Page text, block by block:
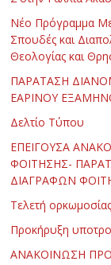
Νέο Πρόγραμμα
Σπουδές και
Θεολογίας και
ΠΑΡΑΤΑΣΗ
ΕΑΡΙΝΟΥ
Δελτίο Τύπου
ΕΠΕΙΓΟΥΣΑ
ΦΟΙΤΗΣΗΣ-
ΔΙΑΓΡΑΦΩΝ
Τελετή
Προκήρυξη
ΑΝΑΚΟΙΝΩΣΗ